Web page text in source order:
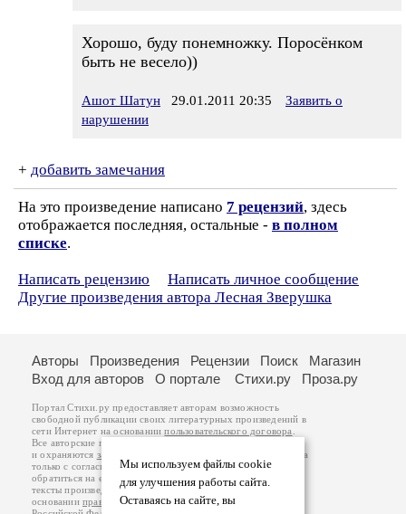
Хорошо, буду понемножку. Поросёнком
быть не весело))
Ашот Шатун 29.01.2011 20:35
Заявить о
нарушении
+ добавить замечания
На это произведение написано 7 рецензий, здесь
отображается последняя, остальные - в полном
списке.
Написать рецензию
Написать личное сообщение
Другие произведения автора Лесная Зверушка
Мы используем файлы cookie
для улучшения работы сайта.
Оставаясь на сайте, вы
Авторы Произведения Рецензии Поиск
Магазин
Вход для авторов
О портале Стихи.ру Проза.ру
Портал Стихи.ру предоставляет авторам возможность
свободной публикации своих литературных произведений в
сети Интернет на основаниипользовательского договора
Все авторские права на произведения принадлежат авторам
и охраняются законом
. Перепечатка произведений возможна
только с согласия его автора, к которому вы можете
обратиться на его авторской странице. Ответственность за
тексты произведений авторы несут самостоятельно на
основанииправил публикацииизаконодательства